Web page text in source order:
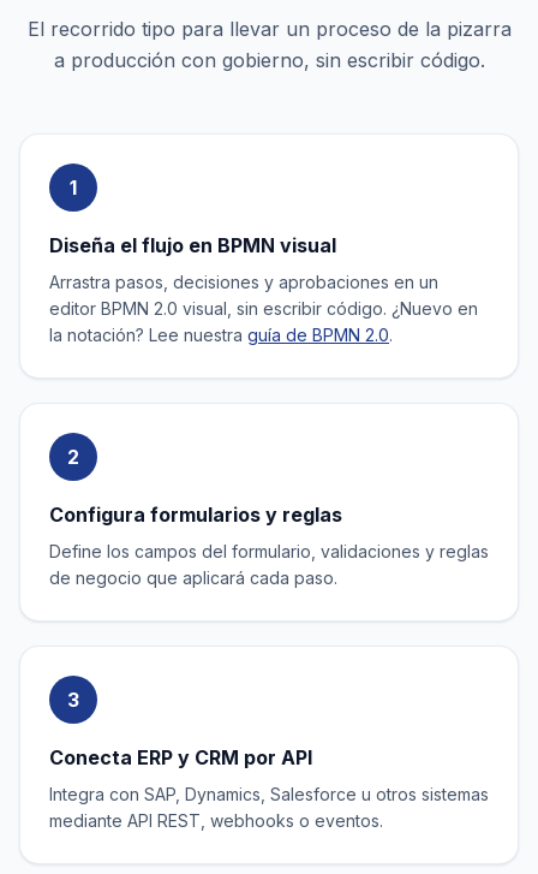
El recorrido tipo para llevar un proceso de la pizarra
a producción con gobierno, sin escribir código.
1
Diseña el flujo en BPMN visual
Arrastra pasos, decisiones y aprobaciones en un
editor BPMN 2.0 visual, sin escribir código. ¿Nuevo en
la notación? Lee nuestra guía de BPMN 2.0.
2
Configura formularios y reglas
Define los campos del formulario, validaciones y reglas
de negocio que aplicará cada paso.
3
Conecta ERP y CRM por API
Integra con SAP, Dynamics, Salesforce u otros sistemas
mediante API REST, webhooks o eventos.